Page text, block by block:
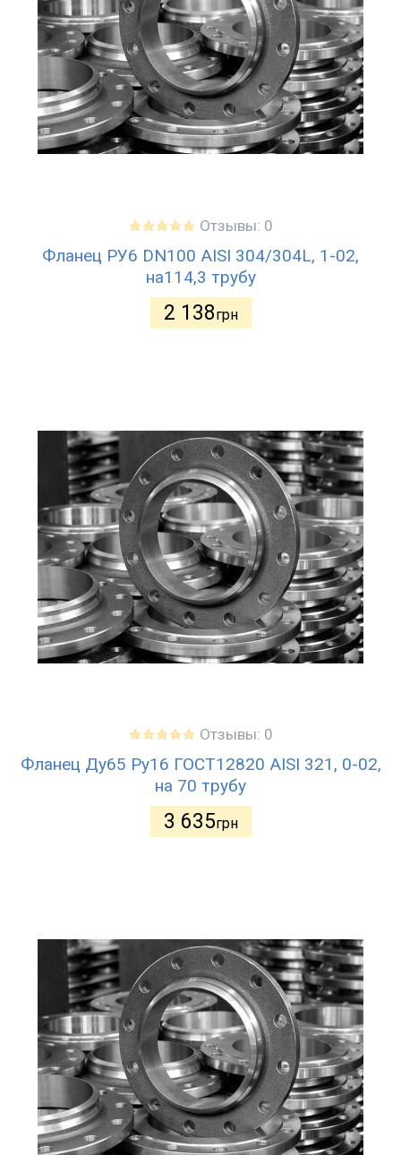
Отзывы: 0
Фланец РУ6 DN100 AISI 304/304L, 1-02,
на114,3 трубу
2 138грн
Отзывы: 0
Фланец Ду65 Ру16 ГОСТ12820 AISI 321, 0-02,
на 70 трубу
3 635грн